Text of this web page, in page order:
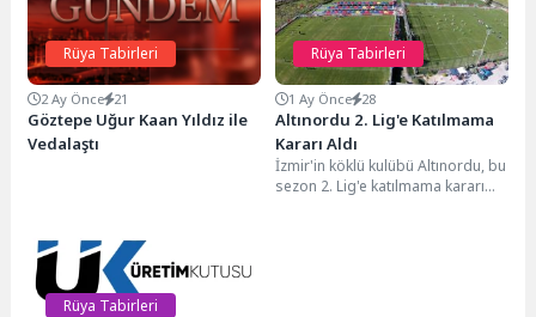
Rüya Tabirleri
2 Ay Önce 21
Göztepe Uğur Kaan Yıldız ile
Vedalaştı
Rüya Tabirleri
1 Ay Önce 28
Altınordu 2. Lig'e Katılmama
Kararı Aldı
İzmir'in köklü kulübü Altınordu, bu
sezon 2. Lig'e katılmama kararı
Rüya Tabirleri